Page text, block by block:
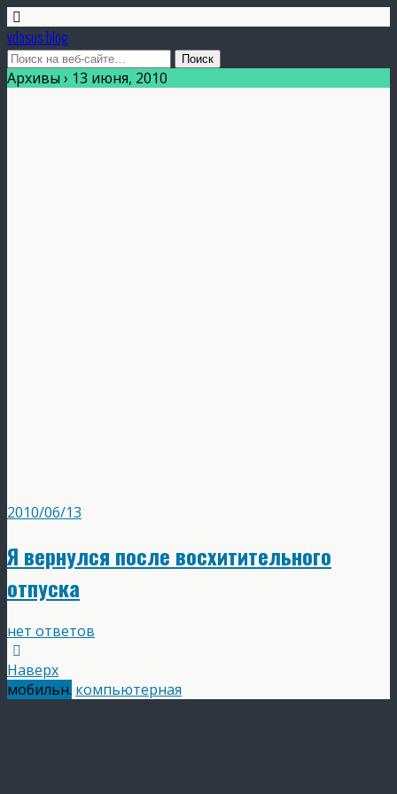
vdasus blog
Архивы › 13 июня, 2010
2010/06/13
Я вернулся после восхитительного
отпуска
нет ответов
Наверх
мобильн. компьютерная